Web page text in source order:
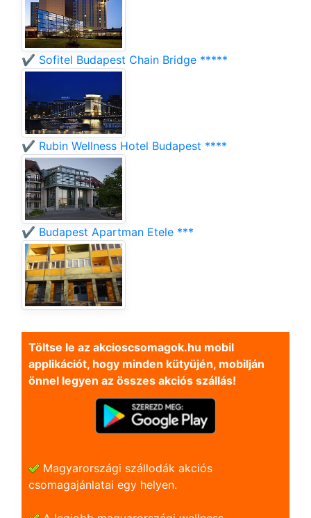
✔️ Sofitel Budapest Chain Bridge *****
✔️ Rubin Wellness Hotel Budapest ****
✔️ Budapest Apartman Etele ***
Töltse le az akcioscsomagok.hu mobil
applikációt, hogy minden kütyüjén, mobilján
önnel legyen az összes akciós szállás!
Magyarországi szállodák akciós
csomagajánlatai egy helyen.